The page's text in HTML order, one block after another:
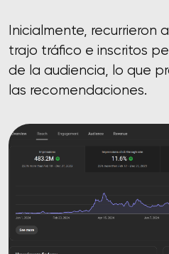
Inicialmente, recurrieron
trajo tráfico e inscritos
de la audiencia, lo que
las recomendaciones.